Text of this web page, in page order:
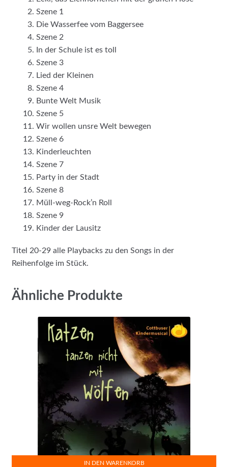
Szene 1
Die Wasserfee vom Baggersee
Szene 2
In der Schule ist es toll
Szene 3
Lied der Kleinen
Szene 4
Bunte Welt Musik
Szene 5
Wir wollen unsre Welt bewegen
Szene 6
Kinderleuchten
Szene 7
Party in der Stadt
Szene 8
Müll-weg-Rock’n Roll
Szene 9
Kinder der Lausitz
Titel 20-29 alle Playbacks zu den Songs in der
Reihenfolge im Stück.
Ähnliche Produkte
IN DEN WARENKORB